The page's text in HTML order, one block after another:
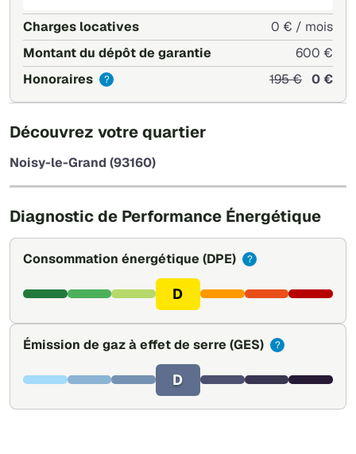
Charges locatives
0 € / mois
Montant du dépôt de garantie
600 €
Honoraires
? 195 € 0 €
Découvrez votre quartier
Noisy-le-Grand (93160)
Diagnostic de Performance Énergétique
Consommation énergétique (DPE) ?
D
Émission de gaz à effet de serre (GES) ?
D